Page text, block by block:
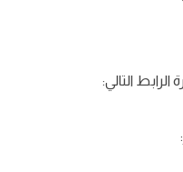
الرابط التالي: